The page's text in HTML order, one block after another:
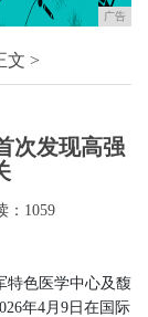
广告
文 >
次发现高强
：1059
特色医学中心及馥
年4月9日在国际